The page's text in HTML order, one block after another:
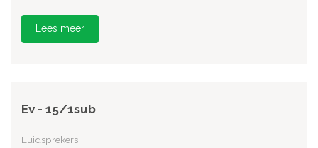
Lees meer
Ev - 15/1sub
Luidsprekers